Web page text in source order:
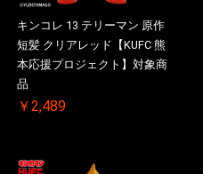
キンコレ 13 テリーマン 原作
短髪 クリアレッド【KUFC 熊
本応援プロジェクト】対象商
品
￥2,489